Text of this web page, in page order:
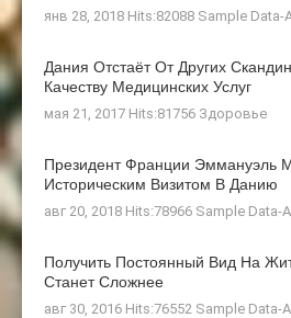
янв 28, 2018 Hits:82088 Sample Data-
Дания Отстаёт От Других
Качеству Медицинских Услуг
мая 21, 2017 Hits:81756 Здоровье
Президент Франции Эммануэль
Историческим Визитом В Данию
авг 20, 2018 Hits:78966 Sample Data-
Получить Постоянный Вид На
Станет Сложнее
авг 30, 2016 Hits:76552 Sample Data-